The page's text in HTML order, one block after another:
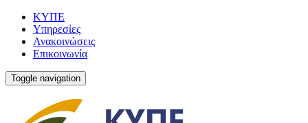
ΚΥΠΕ
Υπηρεσίες
Ανακοινώσεις
Επικοινωνία
Toggle navigation